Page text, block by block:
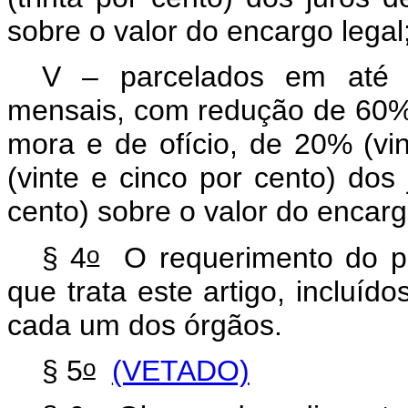
sobre o valor do encargo
V – parcelados em até
mensais, com redução de
mora e de ofício, de 20%
(vinte e cinco por cento)
cento) sobre o valor do
§ 4oO requerimento do
que trata este artigo,
cada um dos órgãos.
§ 5o
(VETADO)